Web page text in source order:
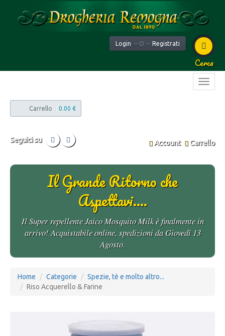
Login -- O -- Registrati
Cerca
Carrello 0.00 €
Seguici su Account Carrello
Il Grande Ritorno che
Aspettavi....
Il Super repellente Jaico Mosquito Milk è finalmente in
arrivo! Acquistabile online, spedizioni da Giovedì 13
Agosto.
Home Categorie
Spezie, tè e molto altro...
Riso Acquerello & Farine